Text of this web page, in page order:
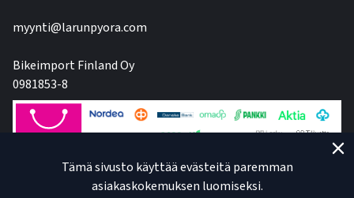
myynti@larunpyora.com
Bikeimport Finland Oy
0981853-8
Tämä sivusto käyttää evästeitä paremman
asiakaskokemuksen luomiseksi.